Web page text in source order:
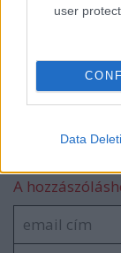
user
Data
blog.hu
A